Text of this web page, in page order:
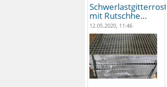
Schwerlastgitterroste
mit Rutschhe…
12.05.2020, 11:46